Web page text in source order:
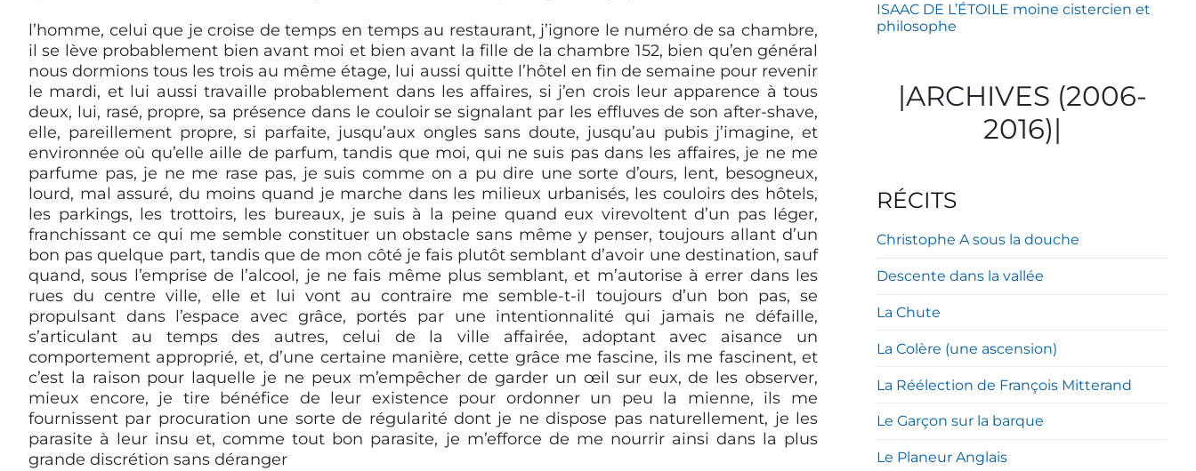
l’homme, celui que je croise de temps en temps au restaurant, j’ignore le numéro de sa chambre,
il se lève probablement bien avant moi et bien avant la fille de la chambre 152, bien qu’en général
nous dormions tous les trois au même étage, lui aussi quitte l’hôtel en fin de semaine pour revenir
le mardi, et lui aussi travaille probablement dans les affaires, si j’en crois leur apparence à tous
deux, lui, rasé, propre, sa présence dans le couloir se signalant par les effluves de son after-shave,
elle, pareillement propre, si parfaite, jusqu’aux ongles sans doute, jusqu’au pubis j’imagine, et
environnée où qu’elle aille de parfum, tandis que moi, qui ne suis pas dans les affaires, je ne me
parfume pas, je ne me rase pas, je suis comme on a pu dire une sorte d’ours, lent, besogneux,
lourd, mal assuré, du moins quand je marche dans les milieux urbanisés, les couloirs des hôtels,
les parkings, les trottoirs, les bureaux, je suis à la peine quand eux virevoltent d’un pas léger,
franchissant ce qui me semble constituer un obstacle sans même y penser, toujours allant d’un
bon pas quelque part, tandis que de mon côté je fais plutôt semblant d’avoir une destination, sauf
quand, sous l’emprise de l’alcool, je ne fais même plus semblant, et m’autorise à errer dans les
rues du centre ville, elle et lui vont au contraire me semble-t-il toujours d’un bon pas, se
propulsant dans l’espace avec grâce, portés par une intentionnalité qui jamais ne défaille,
s’articulant au temps des autres, celui de la ville affairée, adoptant avec aisance un
comportement approprié, et, d’une certaine manière, cette grâce me fascine, ils me fascinent, et
c’est la raison pour laquelle je ne peux m’empêcher de garder un œil sur eux, de les observer,
mieux encore, je tire bénéfice de leur existence pour ordonner un peu la mienne, ils me
fournissent par procuration une sorte de régularité dont je ne dispose pas naturellement, je les
parasite à leur insu et, comme tout bon parasite, je m’efforce de me nourrir ainsi dans la plus
grande discrétion sans déranger
ISAAC DE L’ÉTOILE moine cistercien et
philosophe
|ARCHIVES (2006-
2016)|
RÉCITS
Christophe A sous la douche
Descente dans la vallée
La Chute
La Colère (une ascension)
La Réélection de François Mitterand
Le Garçon sur la barque
Le Planeur Anglais